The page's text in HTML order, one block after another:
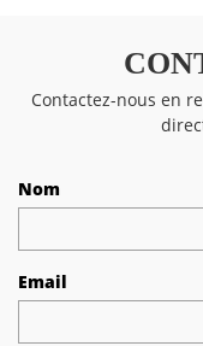
Contactez-nous en
Nom
Email